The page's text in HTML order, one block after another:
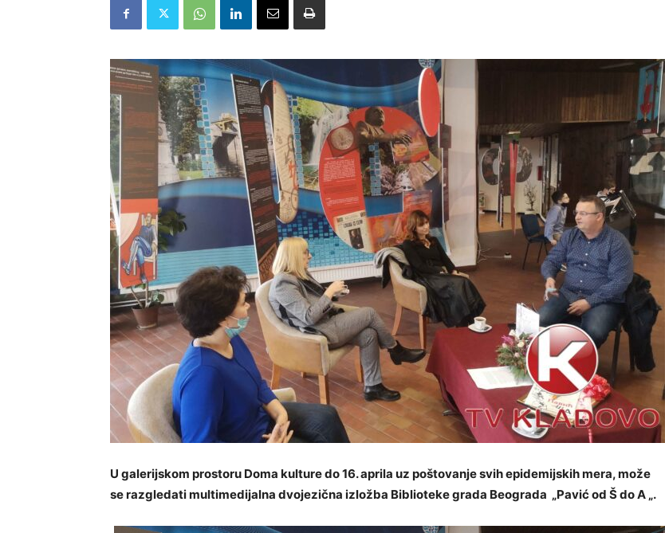
U galerijskom prostoru Doma kulture do 16. aprila uz poštovanje svih epidemijskih mera, može
se razgledatimultimedijalna dvojezična izložba Biblioteke grada Beograda „Pavić od Š do A „.